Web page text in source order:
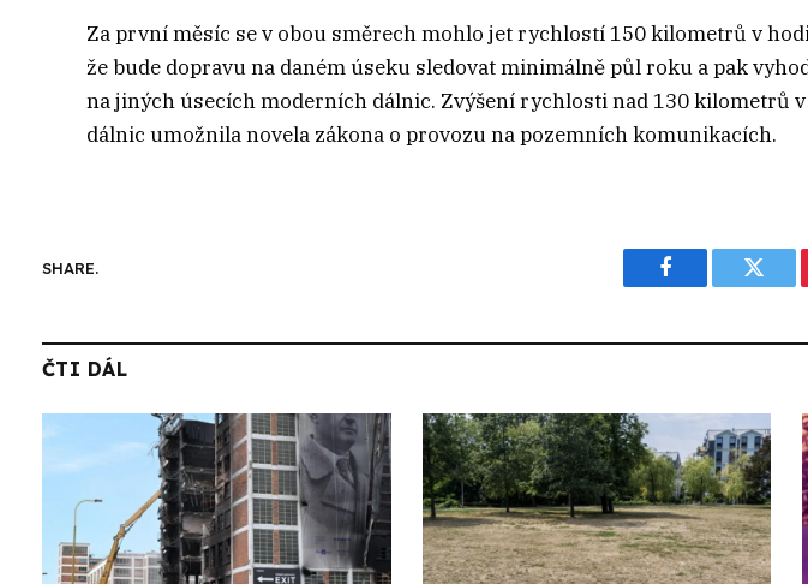
Za první měsíc se v obou směrech mohlo jet rychlostí 150 kilometrů v
že bude dopravu na daném úseku sledovat minimálně půl roku a pak
na jiných úsecích moderních dálnic. Zvýšení rychlosti nad 130 kilometrů
dálnic umožnila novela zákona o provozu na pozemních komunikacích.
SHARE.
Facebook
ČTI DÁL